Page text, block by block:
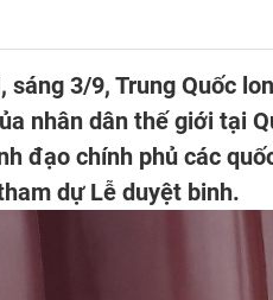
sáng 3/9, Trung Quốc
nhân dân thế giới tại
đạo chính phủ các
dự Lễ duyệt binh.